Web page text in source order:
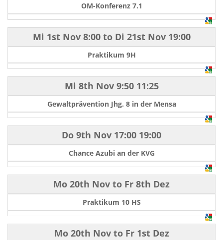
OM-Konferenz 7.1
Mi 1st Nov8:00 to Di 21st Nov19:00
Praktikum 9H
Mi 8th Nov9:50 11:25
Gewaltprävention Jhg. 8 in der Mensa
Do 9th Nov 17:00 19:00
Chance Azubi an der KVG
Mo 20th Nov to Fr 8th Dez
Praktikum 10 HS
Mo 20th Novto Fr 1st Dez